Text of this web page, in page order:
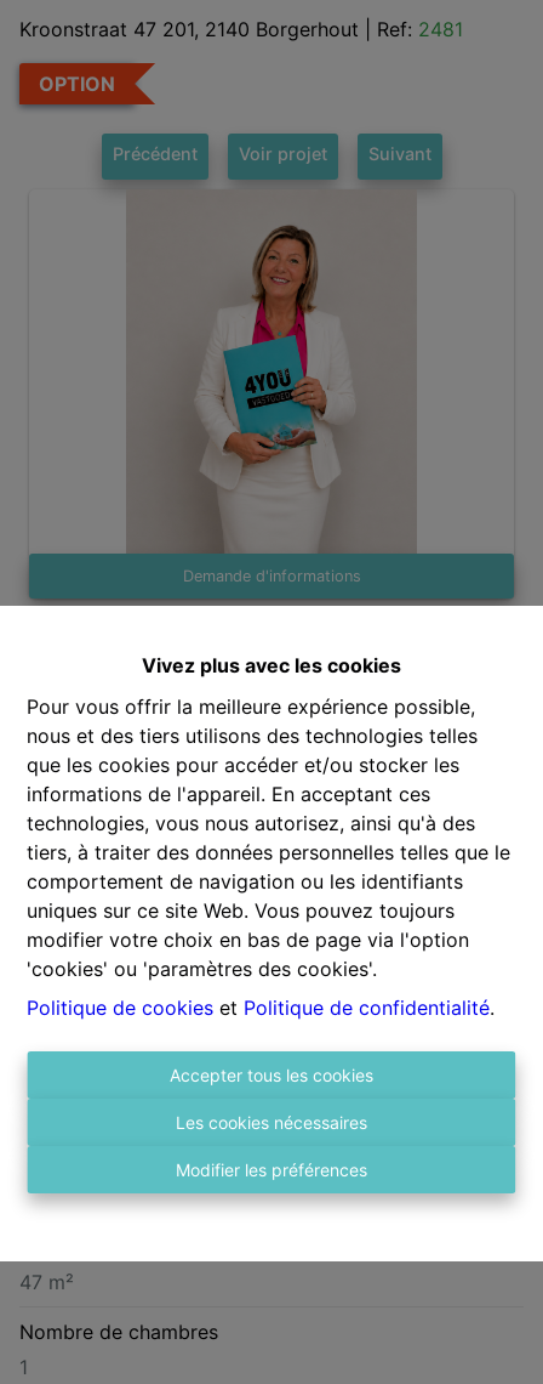
Vivez plus avec les cookies
Pour vous offrir la meilleure expérience possible,
nous et des tiers utilisons des technologies telles
que les cookies pour accéder et/ou stocker les
informations de l'appareil. En acceptant ces
technologies, vous nous autorisez, ainsi qu'à des
tiers, à traiter des données personnelles telles que le
comportement de navigation ou les identifiants
uniques sur ce site Web. Vous pouvez toujours
modifier votre choix en bas de page via l'option
'cookies' ou 'paramètres des cookies'.
Politique de cookies et Politique de confidentialité.
Accepter tous les cookies
Les cookies nécessaires
Modifier les préférences
Kroonstraat 47 201, 2140 Borgerhout Ref: 2481
OPTION
Précédent Voir projet Suivant
Demande d'informations
1 47 m²
Partager
Général
Kroonstraat 47 b201, 2140 Borgerhout
Année de construction
1913
47 m²
Nombre de chambres
1